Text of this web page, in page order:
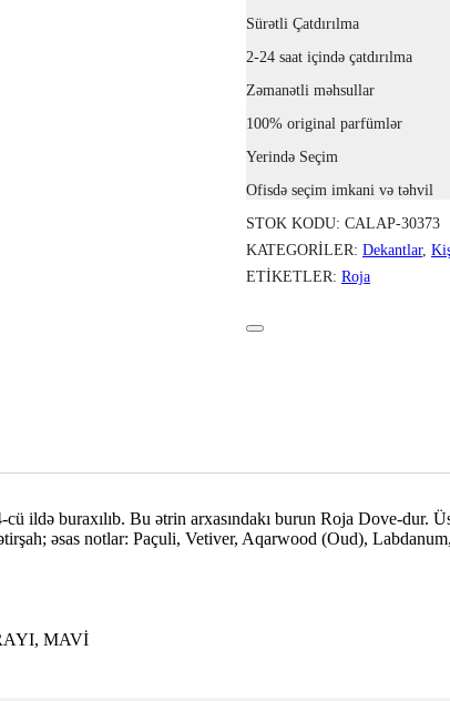
Sürətli Çatdırılma
2-24 saat içində çatdırılma
Zəmanətli məhsullar
100% original parfümlər
Yerində Seçim
Ofisdə seçim imkani və təhvil
STOK KODU: CALAP-30373
KATEGORILER: Dekantlar,
ETIKETLER: Roja
cü ildə buraxılıb. Bu ətrin arxasındakı burun Roja Dove-dur.
əsas notlar: Paçuli, Vetiver, Aqarwood (Oud),
MAVİ